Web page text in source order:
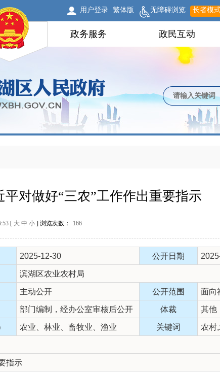
用户登录 繁体版 无障碍浏览 长者模
政务服务 政民互动
对做好“三农”工作作出重要指示
[ 大 中 小 ] 浏览次数： 166
2025-12-30 公开日期
滨湖区农业农村局
主动公开 公开范围 面向
部门编制，经办公室审核后公开 体裁 其他
农业、林业、畜牧业、渔业 关键词 农村
指示